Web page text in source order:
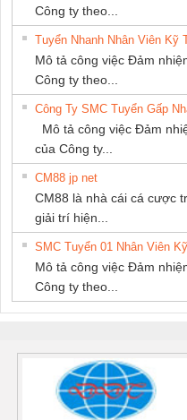
Công ty theo...
Tuyển Nhanh Nhân Viên Kỹ
Mô tả công việc Đảm
Công ty theo...
Công Ty SMC Tuyển Gấp
Mô tả công việc Đảm
của Công ty...
CM88 jp net
CM88 là nhà cái cá cược
giải trí hiện...
SMC Tuyển 01 Nhân Viên
Mô tả công việc Đảm
Công ty theo...